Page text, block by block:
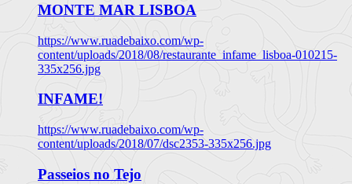
MONTE MAR LISBOA
https://www.ruadebaixo.com/wp-
content/uploads/2018/08/restaurante_infame_lisboa-010215-
335x256.jpg
INFAME!
https://www.ruadebaixo.com/wp-
content/uploads/2018/07/dsc2353-335x256.jpg
Passeios no Tejo